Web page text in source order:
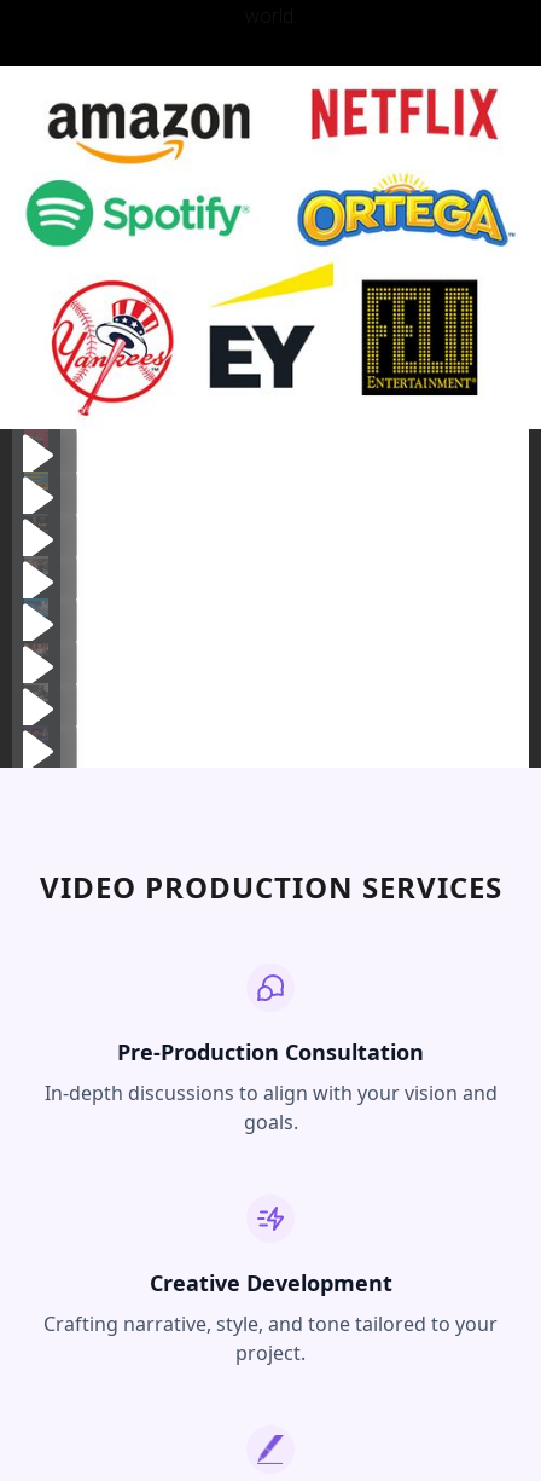
VIDEO PRODUCTION SERVICES
Pre-Production Consultation
In-depth discussions to align with your vision and
goals.
Creative Development
Crafting narrative, style, and tone tailored to your
project.